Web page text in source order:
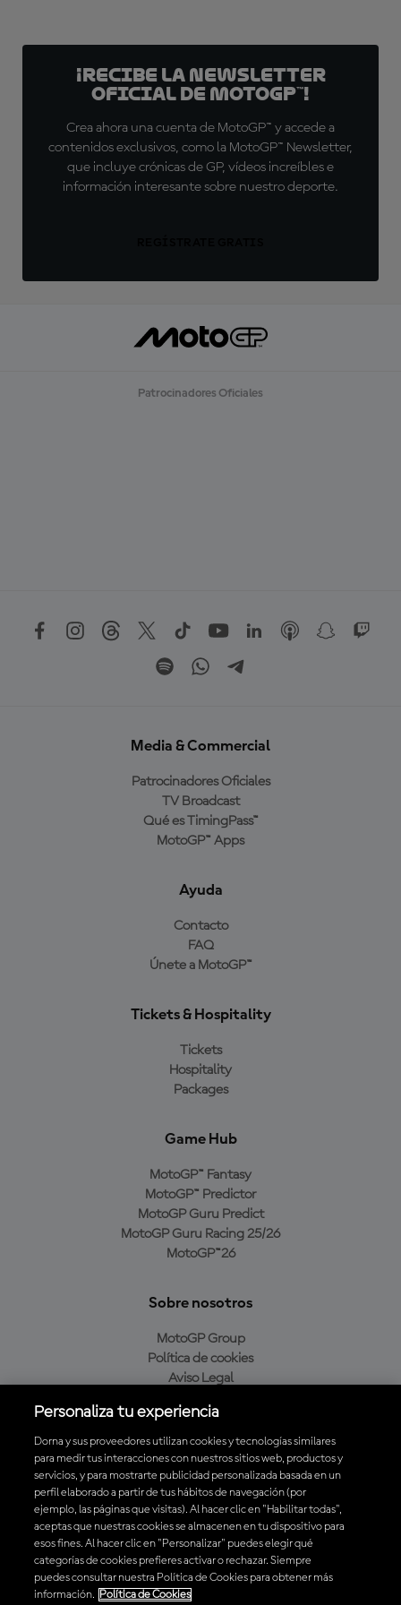
¡Recibe la Newsletter
oficial de MotoGP™!
Crea ahora una cuenta de MotoGP™ y accede a
contenidos exclusivos, como la MotoGP™ Newsletter,
que incluye crónicas de GP, vídeos increíbles e
información interesante sobre nuestro deporte.
Patrocinadores Oficiales
Media & Commercial
Patrocinadores Oficiales
TV Broadcast
Qué es TimingPass™
MotoGP™ Apps
Ayuda
Contacto
FAQ
Únete a MotoGP™
Tickets & Hospitality
Tickets
Hospitality
Packages
Game Hub
MotoGP™ Fantasy
MotoGP™ Predictor
MotoGP Guru Predict
MotoGP Guru Racing 25/26
MotoGP™26
Sobre nosotros
MotoGP Group
Política de cookies
Aviso Legal
Política de compra
Descarga la aplicación oficial de MotoGP™
© 2026 MotoGP Sports Entertainment Group. Todos los derechos
reservados. Todas las marcas son propiedad de sus respectivos dueños.
Personaliza tu experiencia
Dorna y sus proveedores utilizan cookies y tecnologías similares
para medir tus interacciones con nuestros sitios web, productos y
servicios, y para mostrarte publicidad personalizada basada en un
perfil elaborado a partir de tus hábitos de navegación (por
ejemplo, las páginas que visitas). Al hacer clic en "Habilitar todas",
aceptas que nuestras cookies se almacenen en tu dispositivo para
esos fines. Al hacer clic en "Personalizar" puedes elegir qué
categorías de cookies prefieres activar o rechazar. Siempre
puedes consultar nuestra Política de Cookies para obtener más
información.
Política de Cookies